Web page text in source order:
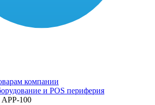
компании
и POS периферия
АРР-100